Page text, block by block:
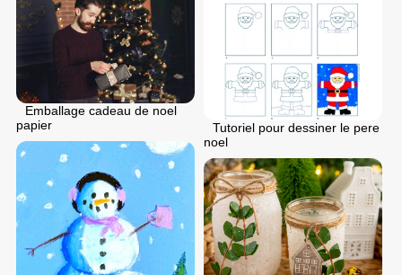
Tutoriel pour dessiner le pere
noel
Emballage cadeau de noel
papier